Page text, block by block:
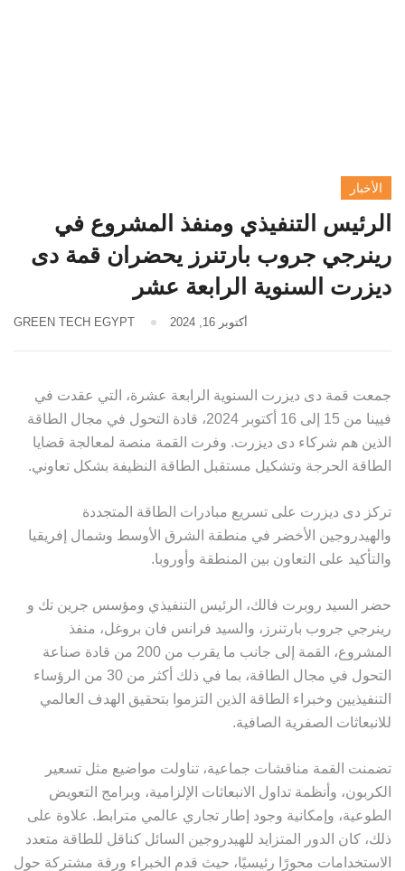
الأخبار
الرئيس التنفيذي ومنفذ المشروع في
رينرجي جروب بارتنرز يحضران قمة دى
ديزرت السنوية الرابعة عشر
أكتوبر 16, 2024 GREEN TECH EGYPT
جمعت قمة دى ديزرت السنوية الرابعة عشرة، التي عقدت في
فيينا من 15 إلى 16 أكتوبر 2024، قادة التحول في مجال الطاقة
الذين هم شركاء دى ديزرت. وفرت القمة منصة لمعالجة قضايا
الطاقة الحرجة وتشكيل مستقبل الطاقة النظيفة بشكل تعاوني.
تركز دى ديزرت على تسريع مبادرات الطاقة المتجددة
والهيدروجين الأخضر في منطقة الشرق الأوسط وشمال إفريقيا
والتأكيد على التعاون بين المنطقة وأوروبا.
حضر السيد روبرت فالك، الرئيس التنفيذي ومؤسس جرين تك و
رينرجي جروب بارتنرز، والسيد فرانس فان بروغل، منفذ
المشروع، القمة إلى جانب ما يقرب من 200 من قادة صناعة
التحول في مجال الطاقة، بما في ذلك أكثر من 30 من الرؤساء
التنفيذيين وخبراء الطاقة الذين التزموا بتحقيق الهدف العالمي
للانبعاثات الصفرية الصافية.
تضمنت القمة مناقشات جماعية، تناولت مواضيع مثل تسعير
الكربون، وأنظمة تداول الانبعاثات الإلزامية، وبرامج التعويض
الطوعية، وإمكانية وجود إطار تجاري عالمي مترابط. علاوة على
ذلك، كان الدور المتزايد للهيدروجين السائل كناقل للطاقة متعدد
الاستخدامات محورًا رئيسيًا، حيث قدم الخبراء ورقة مشتركة حول